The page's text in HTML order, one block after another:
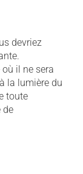
devriez
il ne sera
la lumière du
toute
de